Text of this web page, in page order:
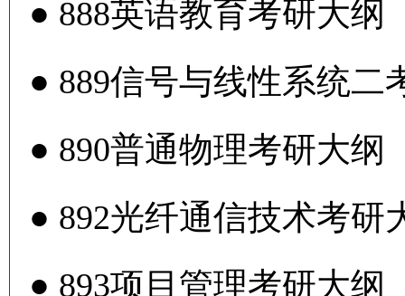
● 888英语教育考研大纲
● 889信号与线性系统二
● 890普通物理考研大纲
● 892光纤通信技术考研
● 893项目管理考研大纲